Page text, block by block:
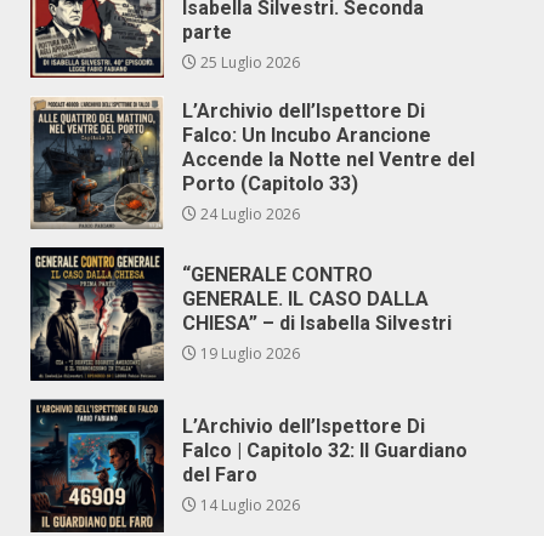
Isabella Silvestri. Seconda
parte
25 Luglio 2026
L’Archivio dell’Ispettore Di
Falco: Un Incubo Arancione
Accende la Notte nel Ventre del
Porto (Capitolo 33)
24 Luglio 2026
“GENERALE CONTRO
GENERALE. IL CASO DALLA
CHIESA” – di Isabella Silvestri
19 Luglio 2026
L’Archivio dell’Ispettore Di
Falco | Capitolo 32: Il Guardiano
del Faro
14 Luglio 2026